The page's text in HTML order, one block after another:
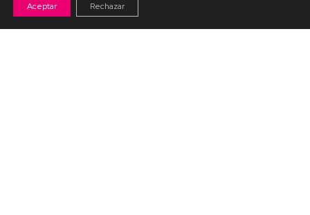
Fofuchas temáticas
Aceptar Rechazar